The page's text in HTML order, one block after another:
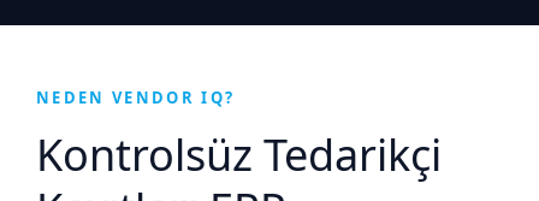
NEDEN VENDOR IQ?
Kontrolsüz Tedarikçi